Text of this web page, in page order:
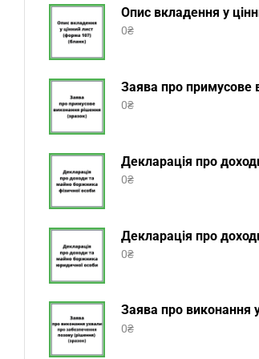
Опис вкладення у
0₴
Заява про примусове
0₴
Декларація про
0₴
Декларація про
0₴
Заява про виконання
0₴